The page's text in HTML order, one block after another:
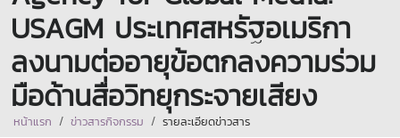
USAGM ประเทศสหรัฐอเมริกา
ลงนามต่ออายุข้อตกลงความร่วม
มือด้านสื่อวิทยุกระจายเสียง
หน้าแรก ข่าวสารกิจกรรม รายละเอียดข่าวสาร